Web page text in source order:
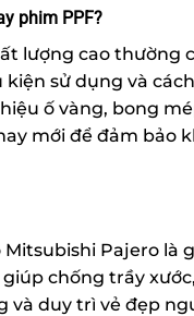
phim PPF?
lượng cao thường
sử dụng và
ố vàng, bong
mới để đảm bảo
Mitsubishi Pajero là
chống trầy
và duy trì vẻ đẹp